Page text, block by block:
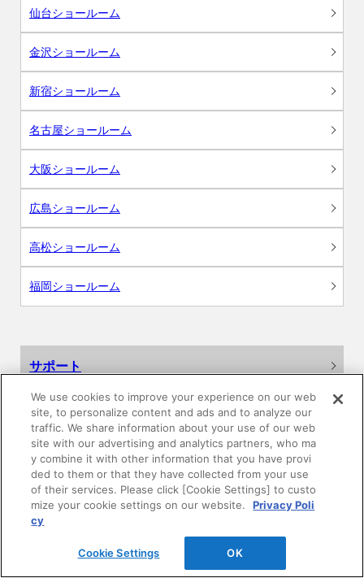
仙台ショールーム
金沢ショールーム
新宿ショールーム
名古屋ショールーム
大阪ショールーム
広島ショールーム
高松ショールーム
福岡ショールーム
サポート
よくあるご質問
カタログ閲覧・資料請求
各種データダウンロード
WEB見積・各種シミュレーション
交換用部品の購入
We use cookies to improve your experience on our web
site, to personalize content and ads and to analyze our
traffic. We share information about your use of our web
site with our advertising and analytics partners, who ma
y combine it with other information that you have provi
ded to them or that they have collected from your use
of their services. Please click [Cookie Settings] to custo
mize your cookie settings on our website.
Privacy Poli
cy
Cookie Settings OK